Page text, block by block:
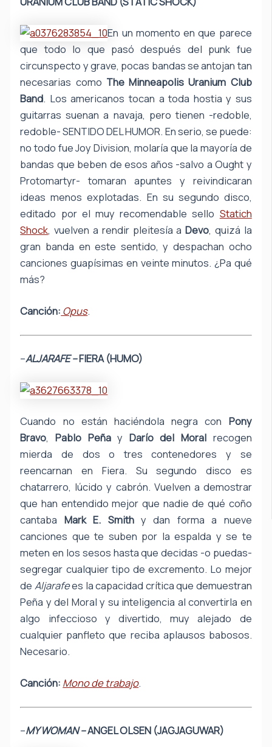
En un momento en que parece
que todo lo que pasó después del punk fue
circunspecto y grave, pocas bandas se antojan tan
necesarias como The Minneapolis Uranium Club
Band. Los americanos tocan a toda hostia y sus
guitarras suenan a navaja, pero tienen -redoble,
redoble- SENTIDO DEL HUMOR. En serio, se puede:
no todo fue Joy Division, molaría que la mayoría de
bandas que beben de esos años -salvo a Ought y
Protomartyr- tomaran apuntes y reivindicaran
ideas menos explotadas. En su segundo disco,
editado por el muy recomendable sello Statich
Shock, vuelven a rendir pleitesía aDevo, quizá la
gran banda en este sentido, y despachan ocho
canciones guapísimas en veinte minutos. ¿Pa qué
más?
Canción: Opus.
–ALJARAFE –FIERA (HUMO)
Cuando no están haciéndola negra con Pony
Bravo, Pablo Peñay Darío del Moral recogen
mierda de dos o tres contenedores y se
reencarnan en Fiera. Su segundo disco es
chatarrero, lúcido y cabrón. Vuelven a demostrar
que han entendido mejor que nadie de qué coño
cantaba Mark E. Smithy dan forma a nueve
canciones que te suben por la espalda y se te
meten en los sesos hasta que decidas -o puedas-
segregar cualquier tipo de excremento. Lo mejor
de Aljarafees la capacidad crítica que demuestran
Peña y del Moral y su inteligencia al convertirla en
algo infeccioso y divertido, muy alejado de
cualquier panfleto que reciba aplausos babosos.
Necesario.
Canción: Mono de trabajo.
–MY WOMAN –ANGEL OLSEN (JAGJAGUWAR)